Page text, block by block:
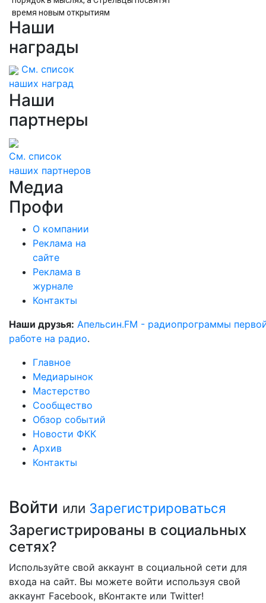
время новым открытиям
Наши
награды
См. список
наших наград
Наши
партнеры
См. список
наших партнеров
Медиа
Профи
О компании
Реклама на
сайте
Реклама в
журнале
Контакты
Наши друзья: Апельсин.FM - радиопрограммы
работе на радио.
Главное
Медиарынок
Мастерство
Сообщество
Обзор событий
Новости ФКК
Архив
Контакты
Войти или Зарегистрироваться
Зарегистрированы в социальных
сетях?
Используйте свой аккаунт в социальной сети для
входа на сайт. Вы можете войти используя свой
аккаунт Facebook, вКонтакте или Twitter!